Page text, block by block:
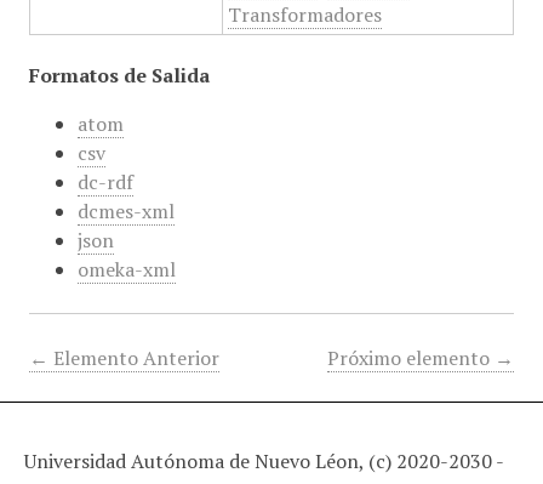
Transformadores
Formatos de Salida
atom
csv
dc-rdf
dcmes-xml
json
omeka-xml
← Elemento Anterior Próximo elemento →
Universidad Autónoma de Nuevo Léon, (c) 2020-2030 -